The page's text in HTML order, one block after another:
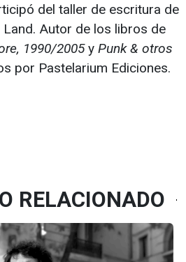
del taller de escritura de
Land. Autor de los libros de
1990/2005y Punk & otros
por Pastelarium Ediciones.
RELACIONADO